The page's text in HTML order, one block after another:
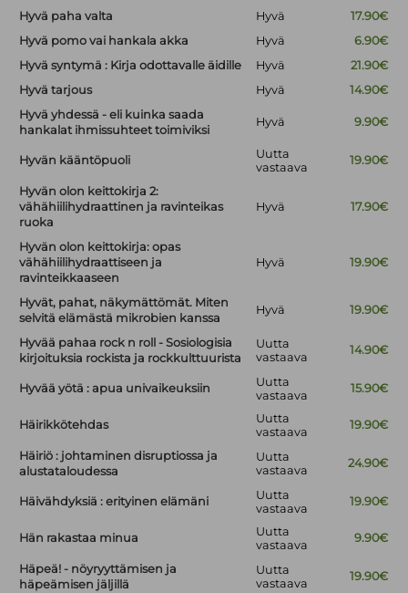
Hyvä paha valta Hyvä
17.90€
Hyvä pomo vai hankala akka
Hyvä
6.90€
Hyvä syntymä : Kirja odottavalle äidille
Hyvä
21.90€
Hyvä tarjous
Hyvä
14.90€
Hyvä yhdessä - eli kuinka saada
hankalat ihmissuhteet toimiviksi
Hyvä 9.90€
Hyvän kääntöpuoli
Uutta
vastaava
19.90€
Hyvän olon keittokirja 2:
vähähiilihydraattinen ja ravinteikas
ruoka
Hyvä 17.90€
Hyvän olon keittokirja: opas
vähähiilihydraattiseen ja
ravinteikkaaseen
Hyvä 19.90€
Hyvät, pahat, näkymättömät. Miten
selvitä elämästä mikrobien kanssa
Hyvä 19.90€
Hyvää pahaa rock n roll - Sosiologisia
kirjoituksia rockista ja rockkulttuurista
Uutta
vastaava
14.90€
Hyvää yötä : apua univaikeuksiin
Uutta
vastaava
15.90€
Häirikkötehdas
Uutta
vastaava
19.90€
Häiriö : johtaminen disruptiossa ja
alustataloudessa
Uutta
vastaava
24.90€
Häivähdyksiä : erityinen elämäni
Uutta
vastaava
19.90€
Hän rakastaa minua
Uutta
vastaava
9.90€
Häpeä! - nöyryyttämisen ja
häpeämisen jäljillä
Uutta
vastaava
19.90€